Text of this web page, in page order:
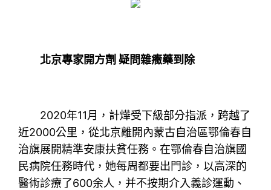
北京專家開方劑 疑問雜癥藥到除
2020年11月，計燁受下級部分指派，跨越了
近2000公里，從北京離開內蒙古自治區鄂倫春自
治旗展開精準安康扶貧任務。在鄂倫春自治旗國
民病院任務時代，她每周都要出門診，以高深的
醫術診療了600余人，并不按期介入義診運動、